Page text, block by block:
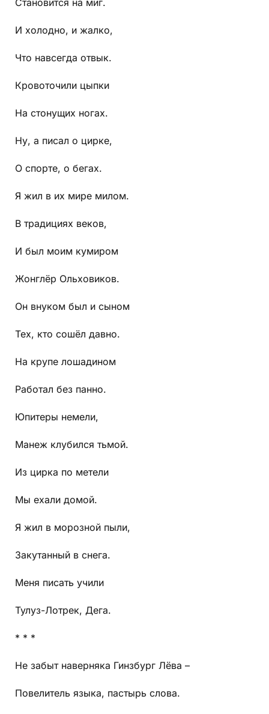
Становится на миг.
И холодно, и жалко,
Что навсегда отвык.
Кровоточили цыпки
На стонущих ногах.
Ну, а писал о цирке,
О спорте, о бегах.
Я жил в их мире милом.
В традициях веков,
И был моим кумиром
Жонглёр Ольховиков.
Он внуком был и сыном
Тех, кто сошёл давно.
На крупе лошадином
Работал без панно.
Юпитеры немели,
Манеж клубился тьмой.
Из цирка по метели
Мы ехали домой.
Я жил в морозной пыли,
Закутанный в снега.
Меня писать учили
Тулуз-Лотрек, Дега.
* * *
Не забыт наверняка Гинзбург Лёва –
Повелитель языка, пастырь слова.